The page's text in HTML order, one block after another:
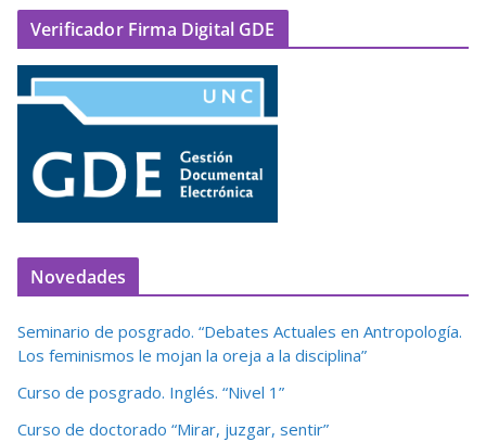
Verificador Firma Digital GDE
Novedades
Seminario de posgrado. “Debates Actuales en Antropología.
Los feminismos le mojan la oreja a la disciplina”
Curso de posgrado. Inglés. “Nivel 1”
Curso de doctorado “Mirar, juzgar, sentir”